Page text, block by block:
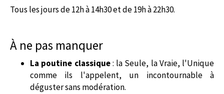
Tous les jours de 12h à 14h30 et de 19h à 22h30.
À ne pas manquer
La poutine classique: la Seule, la Vraie, l'Unique
comme ils l'appelent, un incontournable à
déguster sans modération.